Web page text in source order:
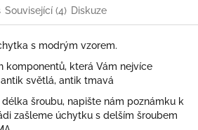
Související (4) Diskuze
s modrým vzorem.
komponentů, která Vám nejvíce
světlá, antik tmavá
šroubu, napište nám poznámku k
zašleme úchytku s delším šroubem